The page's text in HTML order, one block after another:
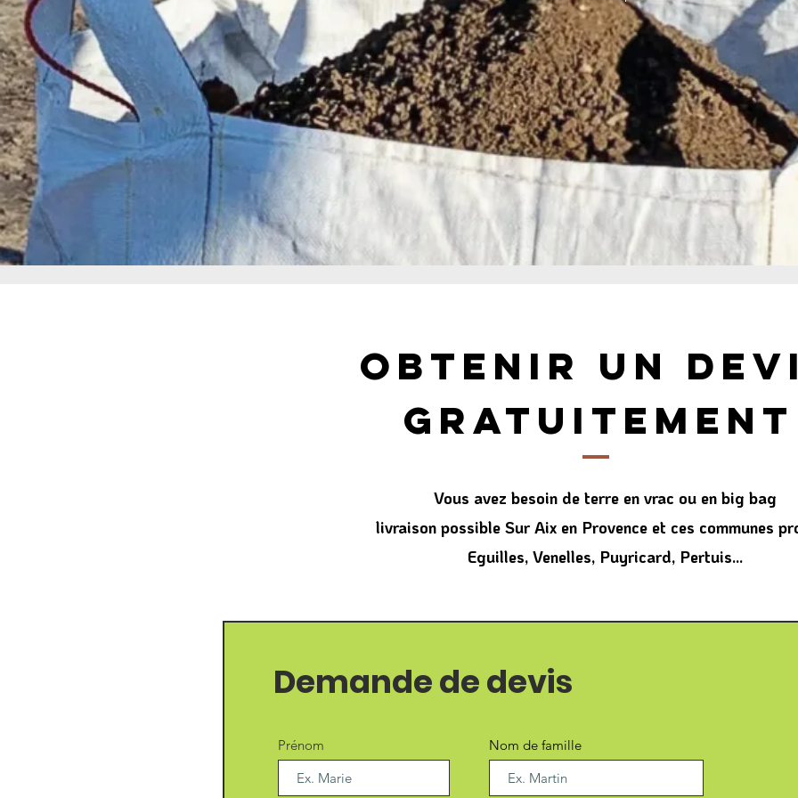
Livraison à domicile de terre végétale tamisée à Aix-en-Provence. Pépinière Peyrolles les bien-faits pour vos jardins et potagers, plantes vigoureuses et un sol riche. Livraison rapide et conseils d’experts pour réussir vos projets d’aménagement extérieur.
Découvrez les bienfaits de la terre végétale enrichie à Aix-en-Provence proposée par Pépinière Peyrolles. Idéale pour vos jardins et potagers, elle garantit des plantes vigoureuses et un sol riche. Livraison rapide et conseils d’experts pour réussir vos
Quand vous étiez petit, on vous interdisait sûrement de jouer dans la terre. C’était certes un plaisir pour les enfants, mais un vrai casse-tête pour les parents, surtout quand il s'agissait de terre végétale enrichie à Aix-en-Provence.
Il faut dire qu’il n’est pas simple d’enlever des taches de terre sur les vêtements. Aujourd'hui, vous pouvez enfin prendre votre revanche en jardinant, ce qui est un vrai régal. Alors, achetez de la bonne terre végétale enrichie à Aix-en-Provence
envies.
Pépinière Peyrolles est l’expert de l’aménagement naturel des jardins. Notre équipe est d’ailleurs la mieux placée pour vous accompagner dans la préparation de votre espace vert.
Plantez de beaux légumes avec la terre végétale enrichie à Aix-en-Provence
Les avantages de la terre végétale enrichie sont nombreux, notamment celle proposée par Pépinière Peyrolles, enrichie à 40 % de compost. De plus, la terre végétale enrichie à Aix-en-Provence est tamisée, ce qui la rend très facile à manipuler.
Elle est donc simple à installer, que vous l’utilisiez en pot, pour un potager hors sol, ou pour une bordure de fleurs. Elle nourrit également votre sol en profondeur, rendant ainsi votre terrain idéal pour les plantations.
Les jardiniers avec des sols secs l’apprécient particulièrement. De plus, si vos plantes semblent en mauvaise santé, la terre végétale enrichie peut leur redonner de la vitalité. Contrairement au terreau, elle nourrit le sol de façon durable.
Ne manquez pas cette astuce de jardinier : achetez de la terre végétale enrichie à Aix-en-Provence pour obtenir un superbe jardin fleuri. Les plantes apportent couleur et joie de vivre, et leur parfum invite à l’évasion.
Si vous préférez les potagers aux jardins fleuris, vous serez ravi de déguster vos légumes gorgés de saveurs, surtout s’ils ont poussé dans une terre végétale enrichie.
Avec la terre végétale enrichie, vous avez l’assurance de manger sainement. Les légumes de votre potager à Aix-en-Provence seront riches en vitamines et nutriments essentiels.
De la terre végétale enrichie à Aix-en-Provence, des graviers et d’autres matériaux avec Pépinière Peyrolles
La terre végétale enrichie à Aix-en-Provence proposée par Pépinière Peyrolles répond aux normes de qualité. Vous pouvez donc l’acheter en toute confiance. Nos produits sont de qualité, c’est pourquoi nos clients nous recommandent.
contact@pepinieriepeyrolles.com
À Aix-en-Provence, optez pour la livraison. Notre livreur déposera la terre végétale enrichie directement dans votre jardin. Grâce à nos camions équipés de grues, nous livrons par-dessus votre portail, muret ou clôture. Avec notre flotte et notre
Si vous manquez d’inspiration, complétez votre commande avec l’un de nos nouveaux kits jardin du monde, qui enrichissent notre catalogue.
Pour plus d’informations, contactez notre équipe. Nous sommes disponibles 6 jours sur 7 et répondons à vos mails, appels, ainsi qu’à vos messages sur Facebook et Instagram. Vous pouvez également nous suivre sur les réseaux sociaux.
Il ne vous reste plus qu’à visiter notre site marchand.
Obtenir un
gratuitement
Vous avez besoin de terre en vrac ou en big bag
livraison possible Sur Aix en Provence et ces communes
Eguilles, Venelles, Puyricard, Pertuis...
Demande de devis
Prénom Nom de famille